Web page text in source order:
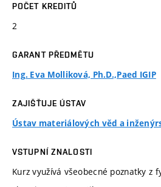
POČET KREDITŮ
2
GARANT PŘEDMĚTU
Ing. Eva Molliková, Ph.D.,Paed IGIP
ZAJIŠŤUJE ÚSTAV
Ústav materiálových věd a
VSTUPNÍ ZNALOSTI
Kurz využívá všeobecné poznatky z